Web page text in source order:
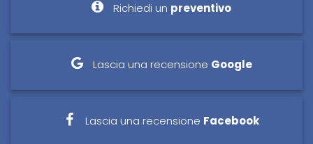
Richiedi un preventivo
Lascia una recensione Google
Lascia una recensione Facebook